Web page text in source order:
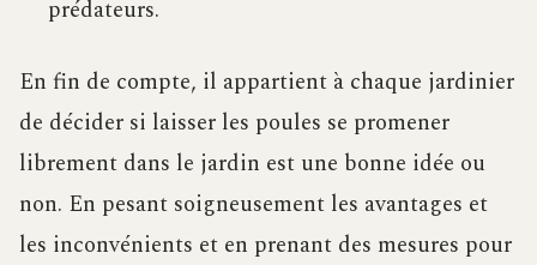
prédateurs.
En fin de compte, il appartient à chaque jardinier
de décider si laisser les poules se promener
librement dans le jardin est une bonne idée ou
non. En pesant soigneusement les avantages et
les inconvénients et en prenant des mesures pour